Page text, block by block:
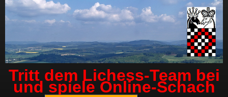
Tritt dem Lichess-Team bei
und spiele Online-Schach